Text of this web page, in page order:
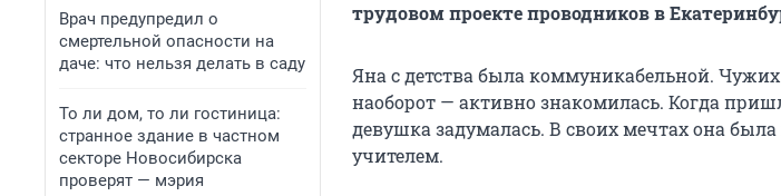
Врач предупредил о
смертельной опасности на
даче: что нельзя делать в саду
То ли дом, то ли гостиница:
странное здание в частном
секторе Новосибирска
проверят — мэрия
трудовом проекте проводников в
Яна с детства была коммуникабельной. Чужих
наоборот — активно знакомилась. Когда
девушка задумалась. В своих мечтах она
учителем.